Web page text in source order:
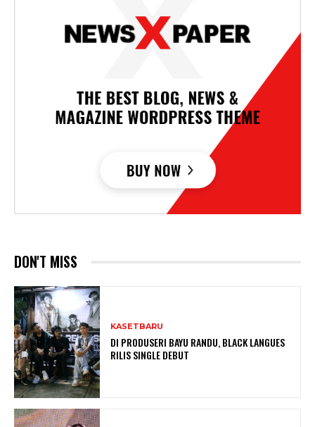
DON'T MISS
KASETBARU
DI PRODUSERI BAYU RANDU, BLACK LANGUES
RILIS SINGLE DEBUT